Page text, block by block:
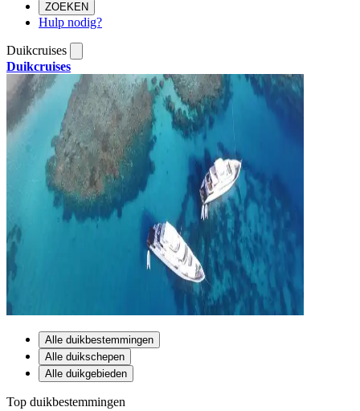
ZOEKEN
Hulp nodig?
Duikcruises
Duikcruises
Alle duikbestemmingen
Alle duikschepen
Alle duikgebieden
Top duikbestemmingen